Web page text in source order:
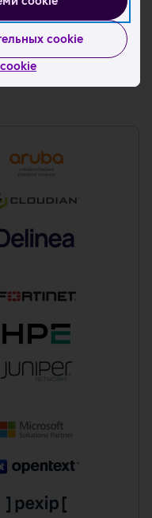
cookie
партнером
Solution Provider